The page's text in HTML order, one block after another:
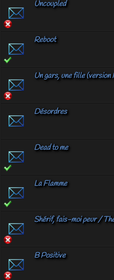
Uncoupled
Reboot
Un gars, une fille (version
Désordres
Dead to me
La Flamme
Shérif, fais-moi peur /
B Positive